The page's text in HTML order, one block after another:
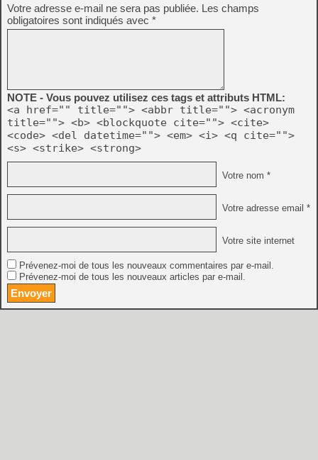
Votre adresse e-mail ne sera pas publiée. Les champs
obligatoires sont indiqués avec *
NOTE - Vous pouvez utilisez ces tags et attributs HTML:
<a href="" title=""> <abbr title=""> <acronym
title=""> <b> <blockquote cite=""> <cite>
<code> <del datetime=""> <em> <i> <q cite="">
<s> <strike> <strong>
Votre nom *
Votre adresse email *
Votre site internet
Prévenez-moi de tous les nouveaux commentaires par e-mail.
Prévenez-moi de tous les nouveaux articles par e-mail.